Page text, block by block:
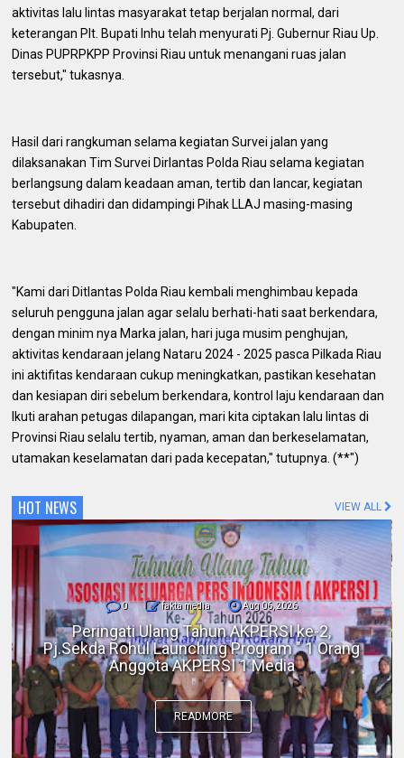
aktivitas lalu lintas masyarakat tetap berjalan normal, dari
keterangan Plt. Bupati Inhu telah menyurati Pj. Gubernur Riau Up.
Dinas PUPRPKPP Provinsi Riau untuk menangani ruas jalan
tersebut," tukasnya.
Hasil dari rangkuman selama kegiatan Survei jalan yang
dilaksanakan Tim Survei Dirlantas Polda Riau selama kegiatan
berlangsung dalam keadaan aman, tertib dan lancar, kegiatan
tersebut dihadiri dan didampingi Pihak LLAJ masing-masing
Kabupaten.
"Kami dari Ditlantas Polda Riau kembali menghimbau kepada
seluruh pengguna jalan agar selalu berhati-hati saat berkendara,
dengan minim nya Marka jalan, hari juga musim penghujan,
aktivitas kendaraan jelang Nataru 2024 - 2025 pasca Pilkada Riau
ini aktifitas kendaraan cukup meningkatkan, pastikan kesehatan
dan kesiapan diri sebelum berkendara, kontrol laju kendaraan dan
Ikuti arahan petugas dilapangan, mari kita ciptakan lalu lintas di
Provinsi Riau selalu tertib, nyaman, aman dan berkeselamatan,
utamakan keselamatan dari pada kecepatan," tutupnya. (**")
HOT NEWS VIEW ALL
0 fakta media Aug 06, 2026
Polres Inhil bersama Pemkab Inhil dan
BKSDA Riau Perkuat Sinergi Tangani
Gangguan Kera Liar di Tembilahan
READMORE